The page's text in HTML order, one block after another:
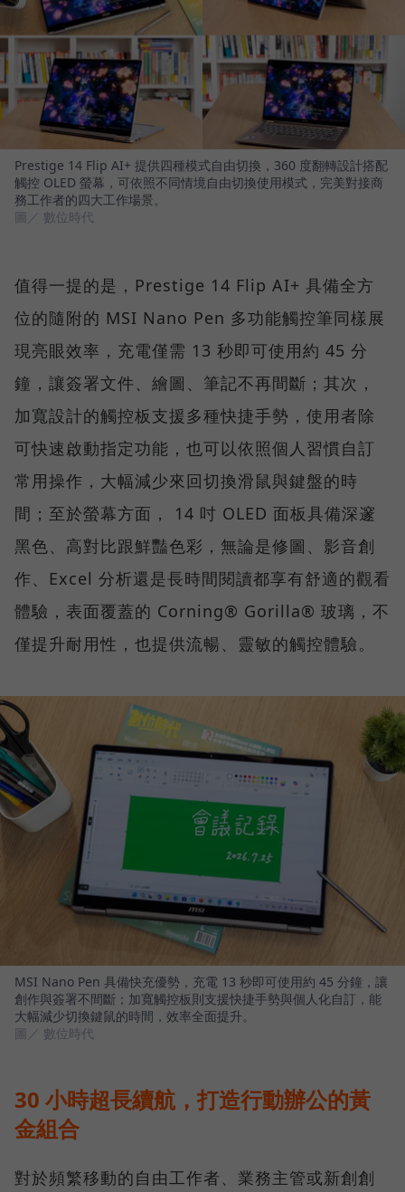
Prestige 14 Flip AI+ 提供四種模式自由切換，360 度翻轉設計搭配
觸控 OLED 螢幕，可依照不同情境自由切換使用模式，完美對接商
務工作者的四大工作場景。
圖／ 數位時代
值得一提的是，Prestige 14 Flip AI+ 具備全方
位的隨附的 MSI Nano Pen 多功能觸控筆同樣展
現亮眼效率，充電僅需 13 秒即可使用約 45 分
鐘，讓簽署文件、繪圖、筆記不再間斷；其次，
加寬設計的觸控板支援多種快捷手勢，使用者除
可快速啟動指定功能，也可以依照個人習慣自訂
常用操作，大幅減少來回切換滑鼠與鍵盤的時
間；至於螢幕方面， 14 吋 OLED 面板具備深邃
黑色、高對比跟鮮豔色彩，無論是修圖、影音創
作、Excel 分析還是長時間閱讀都享有舒適的觀看
體驗，表面覆蓋的 Corning® Gorilla® 玻璃，不
僅提升耐用性，也提供流暢、靈敏的觸控體驗。
MSI Nano Pen 具備快充優勢，充電 13 秒即可使用約 45 分鐘，讓
創作與簽署不間斷；加寬觸控板則支援快捷手勢與個人化自訂，能
大幅減少切換鍵鼠的時間，效率全面提升。
圖／ 數位時代
30 小時超長續航，打造行動辦公的黃
金組合
對於頻繁移動的自由工作者、業務主管或新創創